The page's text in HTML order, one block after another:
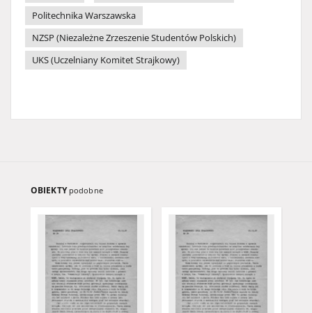
Politechnika Warszawska
NZSP (Niezależne Zrzeszenie Studentów Polskich)
UKS (Uczelniany Komitet Strajkowy)
OBIEKTY podobne